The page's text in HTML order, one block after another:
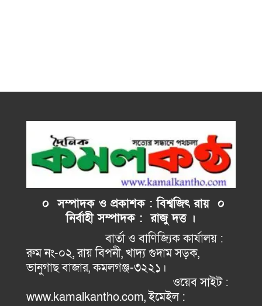
০ সম্পাদক ও প্রকাশক : বিশ্বজিৎ রায় ০
নির্বাহীসম্পাদক : রাজু দত্ত ।
বার্তা ও বাণিজ্যিক কার্যালয় :
রুম নং-০২, রায় বিপনী, খাদ্য গুদাম সড়ক,
ভানুগাছ বাজার, কমলগঞ্জ-৩২২১।
ওয়েব সাইট :
www.kamalkantho.com, ইমেইল :